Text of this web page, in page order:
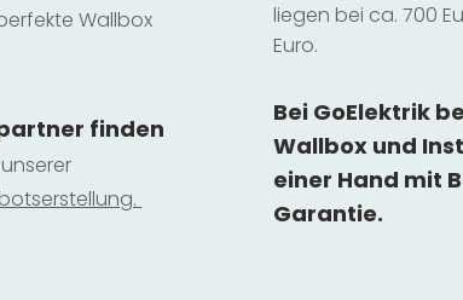
Wallbox
finden
botserstellung.
liegen bei ca. 700
Euro.
Bei GoElektrik
Wallbox und
einer Hand mit
Garantie.